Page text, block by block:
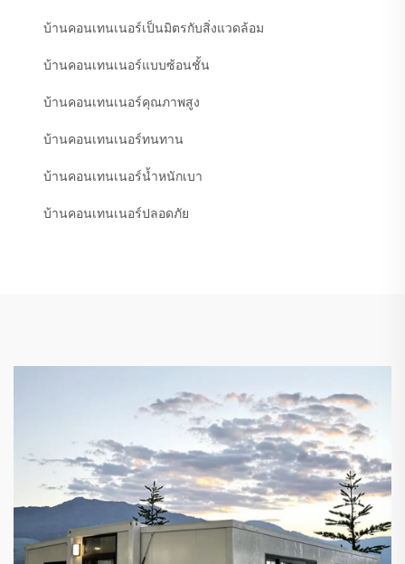
บ้านคอนเทนเนอร์เป็นมิตรกับสิ่งแวดล้อม
บ้านคอนเทนเนอร์แบบซ้อนชั้น
บ้านคอนเทนเนอร์คุณภาพสูง
บ้านคอนเทนเนอร์ทนทาน
บ้านคอนเทนเนอร์น้ำหนักเบา
บ้านคอนเทนเนอร์ปลอดภัย